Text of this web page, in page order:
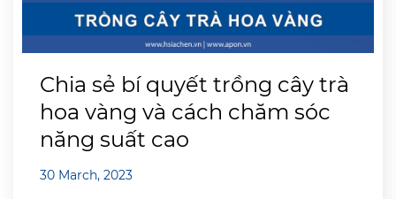
Chia sẻ bí quyết trồng cây trà
hoa vàng và cách chăm sóc
năng suất cao
30 March, 2023